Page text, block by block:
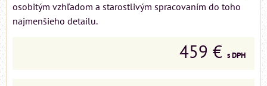
osobitým vzhľadom a starostlivým spracovaním do toho
najmenšieho detailu.
459 € s DPH